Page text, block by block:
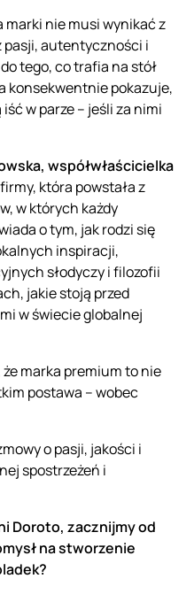
marki nie musi wynikać z
pasji, autentyczności i
tego, co trafia na stół
konsekwentnie pokazuje,
w parze – jeśli za nimi
współwłaścicielka
która powstała z
w których każdy
o tym, jak rodzi się
inspiracji,
słodyczy i filozofii
jakie stoją przed
w świecie globalnej
marka premium to nie
postawa – wobec
o pasji, jakości i
spostrzeżeń i
Doroto, zacznijmy od
na stworzenie